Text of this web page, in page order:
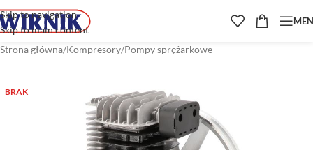
Skip to navigation
Skip to main content
Strona główna/Kompresory/Pompy sprężarkowe
BRAK